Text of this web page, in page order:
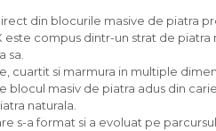
din blocurile masive de piatra
compus dintr-un strat de piatra
sa.
si marmura in multiple
masiv de piatra adus din
naturala.
a format si a evoluat pe